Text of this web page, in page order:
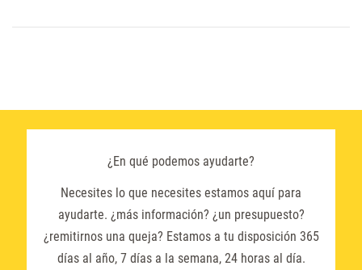
¿En qué podemos ayudarte?
Necesites lo que necesites estamos aquí para
ayudarte. ¿más información? ¿un presupuesto?
¿remitirnos una queja? Estamos a tu disposición 365
días al año, 7 días a la semana, 24 horas al día.